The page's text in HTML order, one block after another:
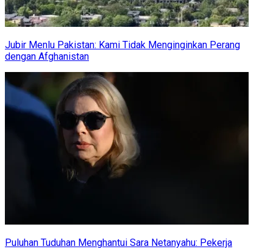
Jubir Menlu Pakistan: Kami Tidak Menginginkan Perang
dengan Afghanistan
Puluhan Tuduhan Menghantui Sara Netanyahu: Pekerja